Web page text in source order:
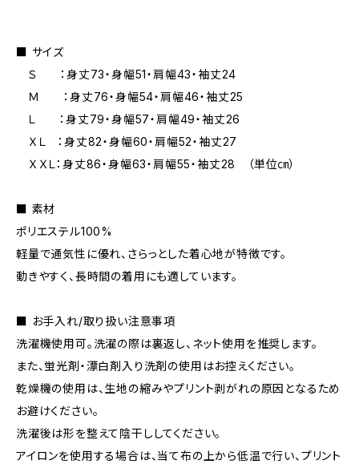
■ サイズ
Ｓ ：身丈73・身幅51・肩幅43・袖丈24
Ｍ ：身丈76・身幅54・肩幅46・袖丈25
Ｌ ：身丈79・身幅57・肩幅49・袖丈26
ＸＬ ：身丈82・身幅60・肩幅52・袖丈27
ＸＸＬ：身丈86・身幅63・肩幅55・袖丈28 （単位㎝）
■ 素材
ポリエステル100%
軽量で通気性に優れ、さらっとした着心地が特徴です。
動きやすく、長時間の着用にも適しています。
■ お手入れ/取り扱い注意事項
洗濯機使用可。洗濯の際は裏返し、ネット使用を推奨します。
また、蛍光剤・漂白剤入り洗剤の使用はお控えください。
乾燥機の使用は、生地の縮みやプリント剥がれの原因となるため
お避けください。
洗濯後は形を整えて陰干ししてください。
アイロンを使用する場合は、当て布の上から低温で行い、プリント